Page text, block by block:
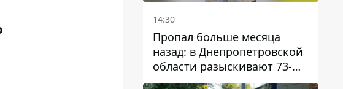
14:30
Пропал больше месяца
назад: в Днепропетровской
области разыскивают 73-
летнего мужчину